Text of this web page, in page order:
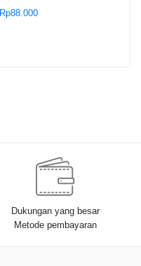
Rp88.000
Dukungan yang besar
Metode pembayaran